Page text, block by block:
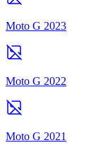
Moto G 2023
Moto G 2022
Moto G 2021